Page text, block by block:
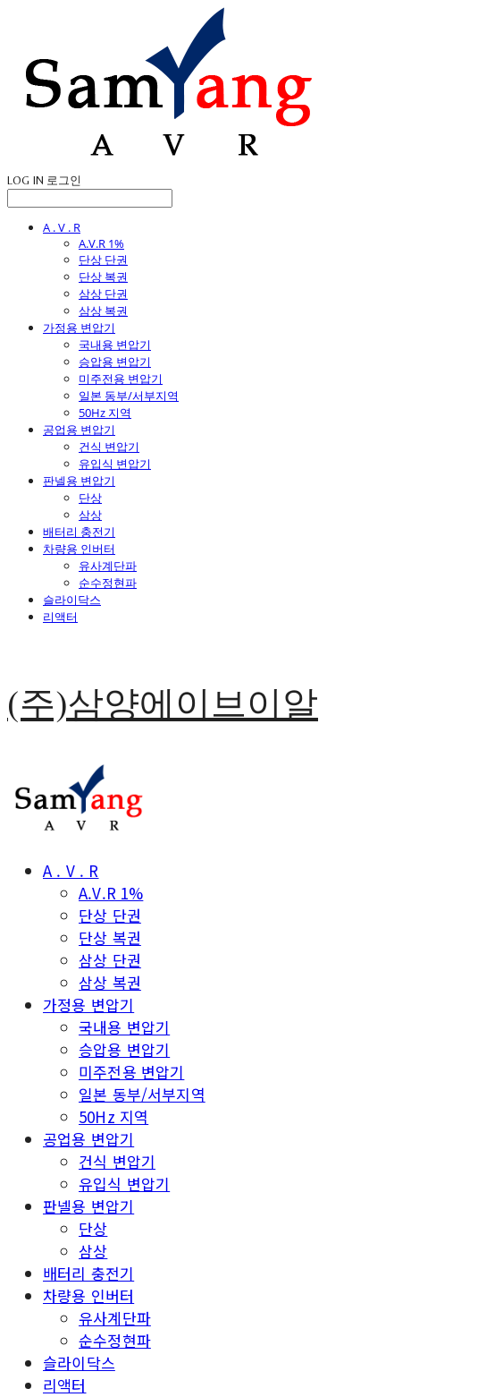
LOG IN 로그인
A . V . R
A.V.R 1%
단상 단권
단상 복권
삼상 단권
삼상 복권
가정용 변압기
국내용 변압기
승압용 변압기
미주전용 변압기
일본 동부/서부지역
50Hz 지역
공업용 변압기
건식 변압기
유입식 변압기
판넬용 변압기
단상
삼상
배터리 충전기
차량용 인버터
유사계단파
순수정현파
슬라이닥스
리액터
(주)삼양에이브이알
A . V . R
A.V.R 1%
단상 단권
단상 복권
삼상 단권
삼상 복권
가정용 변압기
국내용 변압기
승압용 변압기
미주전용 변압기
일본 동부/서부지역
50Hz 지역
공업용 변압기
건식 변압기
유입식 변압기
판넬용 변압기
단상
삼상
배터리 충전기
차량용 인버터
유사계단파
순수정현파
슬라이닥스
리액터